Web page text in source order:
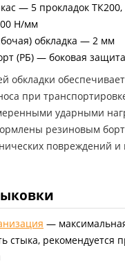
— 5 прокладок
Н/мм
обкладка — 2 мм
(РБ) — боковая
обкладки
при
ударными
резиновым
повреждений и
—
стыка, рекомендуется